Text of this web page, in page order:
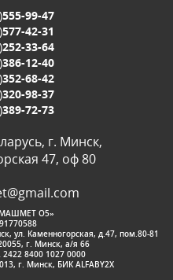
555-99-47
577-42-31
252-33-64
386-12-40
352-68-42
320-98-37
389-72-73
г. Минск,
47, оф 80
О5»
ул. Каменногорская, д.47, пом.80-81
г. Минск, а/я 66
2422 8400 1027 0000
г. Минск, БИК ALFABY2X